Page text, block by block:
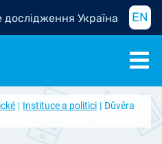
дослідження Україна EN
Instituce a politici
Důvěra